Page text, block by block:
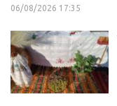
06/08/2026 17:35